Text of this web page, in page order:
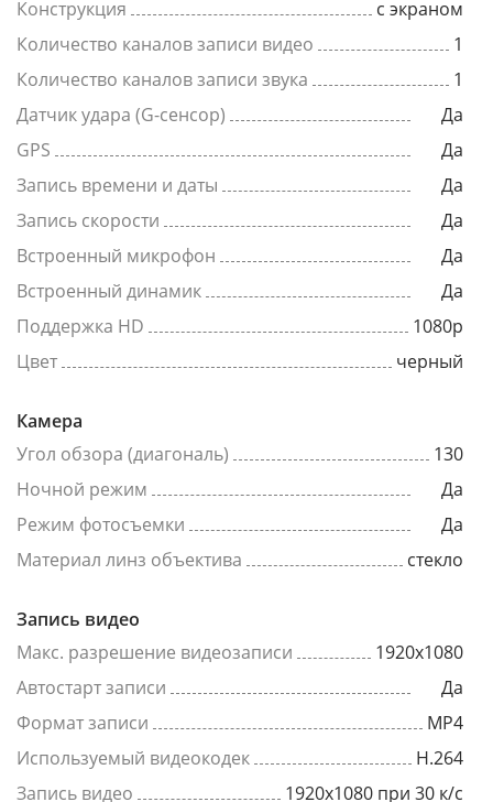
Конструкция
с экраном
Количество каналов записи видео
1
Количество каналов записи звука
1
Датчик удара (G-сенсор)
Да
GPS
Да
Запись времени и даты
Да
Запись скорости
Да
Встроенный микрофон
Да
Встроенный динамик
Да
Поддержка HD
1080p
Цвет
черный
Камера
Угол обзора (диагональ)
130
Ночной режим
Да
Режим фотосъемки
Да
Материал линз объектива
стекло
Запись видео
Макс. разрешение видеозаписи
1920x1080
Автостарт записи
Да
Формат записи
MP4
Используемый видеокодек
H.264
Запись видео
1920x1080 при 30 к/с